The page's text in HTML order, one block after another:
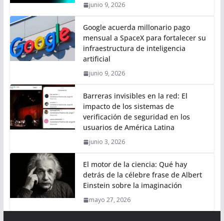
junio 9, 2026
Google acuerda millonario pago
mensual a SpaceX para fortalecer su
infraestructura de inteligencia
artificial
junio 9, 2026
Barreras invisibles en la red: El
impacto de los sistemas de
verificación de seguridad en los
usuarios de América Latina
junio 3, 2026
El motor de la ciencia: Qué hay
detrás de la célebre frase de Albert
Einstein sobre la imaginación
mayo 27, 2026